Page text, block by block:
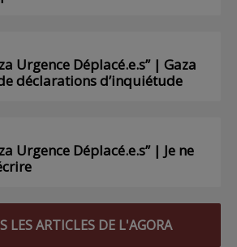
Urgence Déplacé.e.s” | Gaza
déclarations d’inquiétude
Urgence Déplacé.e.s” | Je ne
LES ARTICLES DE L'AGORA